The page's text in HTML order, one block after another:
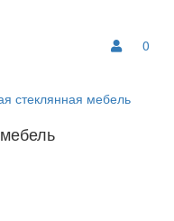
0
стеклянная мебель